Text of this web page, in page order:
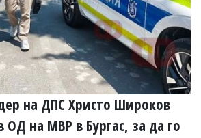
на ДПС Христо Широков
ОД на МВР в Бургас, за да го